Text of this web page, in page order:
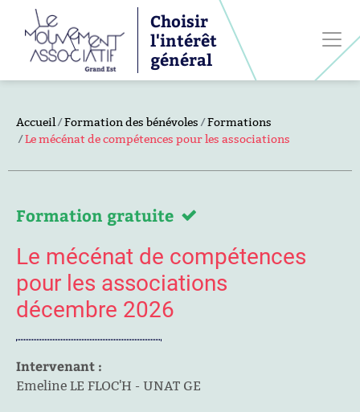
Choisir
l'intérêt
général
Accueil Formation des bénévoles
Formations
Le mécénat de compétences pour les associations
Formation gratuite
Le mécénat de compétences
pour les associations
décembre 2026
Intervenant :
Emeline LE FLOC'H - UNAT GE